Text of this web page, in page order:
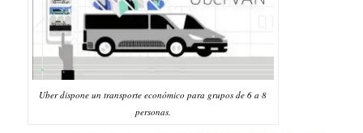
Uber dispone un transporte económico para grupos de 6 a 8
personas.